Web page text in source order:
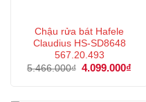
Chậu rửa bát Hafele
Claudius HS-SD8648
567.20.493
5.466.000₫ Giá
4.099.000₫